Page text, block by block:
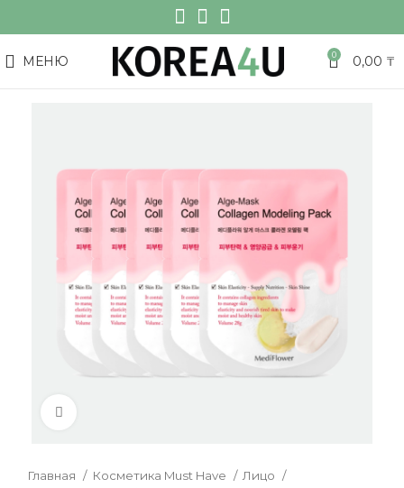
МЕНЮ 0 0,00 ₸
Главная Косметика Must Have
Лицо